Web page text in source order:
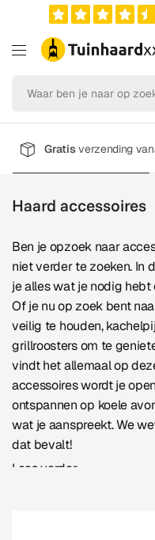
Gratisverzending
Haard accessoires
Ben je opzoek naar
niet verder te zoeken. In
je alles wat je nodig
Of je nu op zoek bent
veilig te houden,
grillroosters om te
vindt het allemaal op
accessoires wordt je
ontspannen op koele
wat je aanspreekt. We
dat bevalt!
Lees verder